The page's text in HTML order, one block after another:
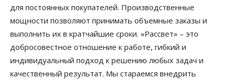
для постоянных покупателей. Производственные
мощности позволяют принимать объемные заказы и
выполнить их в кратчайшие сроки. «Рассвет» – это
добросовестное отношение к работе, гибкий и
индивидуальный подход к решению любых задач и
качественный результат. Мы стараемся внедрить